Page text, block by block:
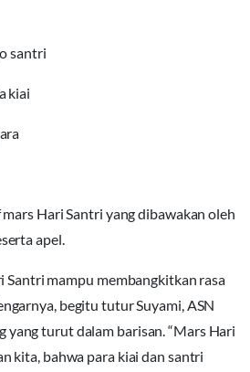
santri
kiai
Hari Santri yang dibawakan oleh
apel.
Santri mampu membangkitkan rasa
begitu tutur Suyami, ASN
yang turut dalam barisan. “Mars Hari
kita, bahwa para kiai dan santri